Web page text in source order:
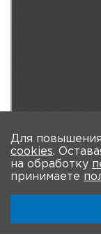
Для повышения
cookies.
на обработку
принимаете